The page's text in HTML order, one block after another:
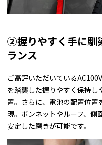
②握りやすく手に馴
ランス
ご高評いただいている
を踏襲した握りやすく保持
置。さらに、電池の配置位
現。ボンネットやルーフ、側
安定した磨きが可能です。